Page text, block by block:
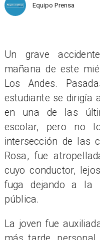
Equipo Prensa
Un grave
mañana de este
Los Andes.
estudiante se dirigía
en una de las
escolar, pero no
intersección de las
Rosa, fue
cuyo conductor,
fuga dejando a la
pública.
La joven fue